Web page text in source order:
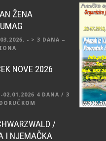
ŽENA
- > 3 DANA –
NOVE 2026
02.01.2026 4 DANA / 3
/
I NJEMAČKA